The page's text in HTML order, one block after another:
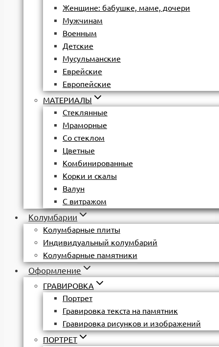
Женщине: бабушке, маме, дочери
Мужчинам
Военным
Детские
Мусульманские
Еврейские
Европейские
МАТЕРИАЛЫ
Стеклянные
Мраморные
Со стеклом
Цветные
Комбинированные
Корки и скалы
Валун
С витражом
Колумбарии
Колумбарные плиты
Индивидуальный колумбарий
Колумбарные памятники
Оформление
ГРАВИРОВКА
Портрет
Гравировка текста на памятник
Гравировка рисунков и изображений
ПОРТРЕТ